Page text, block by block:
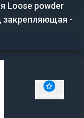
Loose powder
закрепляющая -